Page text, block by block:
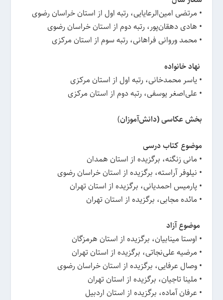
• مرتضی امین‌الرعایایی، رتبه اول از استان خراسان رضوی
• هادی دهقان‌پور، رتبه دوم از استان خراسان رضوی
• محمد وروانی فراهانی، رتبه سوم از استان مرکزی
نهاد خانواده
• یاسر محمدخانی، رتبه اول از استان مرکزی
• علی‌اصغر یوسفی، رتبه دوم از استان مرکزی
بخش عکاسی (دانش‌آموزان)
موضوع کتاب درسی
• مانی زنگنه، برگزیده از استان همدان
• نیلوفر آراسته، برگزیده از استان خراسان رضوی
• پارمیس احمدیانی، برگزیده از استان تهران
• مائده مجابی، برگزیده از استان تهران
موضوع آزاد
• اوستا مینابیان، برگزیده از استان هرمزگان
• مرضیه علی‌نجاتی، برگزیده از استان تهران
• وصال عرفایی، برگزیده از استان خراسان رضوی
• ملینا تاجیان، برگزیده از استان تهران
• عرفان آماده، برگزیده از استان اردبیل